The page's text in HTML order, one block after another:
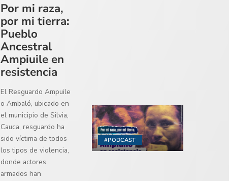
#PODCAST
Por mi raza,
por mi tierra:
Pueblo
Ancestral
Ampiuile en
resistencia
El Resguardo Ampuile
o Ambaló, ubicado en
el municipio de Silvia,
Cauca, resguardo ha
sido víctima de todos
los tipos de violencia,
donde actores
armados han